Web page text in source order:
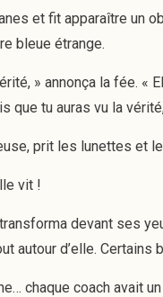
et fit apparaître un
bleue étrange.
» annonça la fée. «
que tu auras vu la
prit les lunettes et
vit !
devant ses
autour d’elle.
chaque coach avait